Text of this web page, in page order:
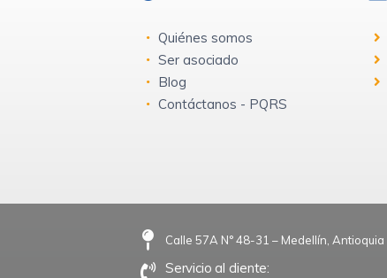
Quiénes somos
Ser asociado
Blog
Contáctanos - PQRS
Calle 57A N° 48-31 – Medellín, Antioquia
Servicio al cliente: